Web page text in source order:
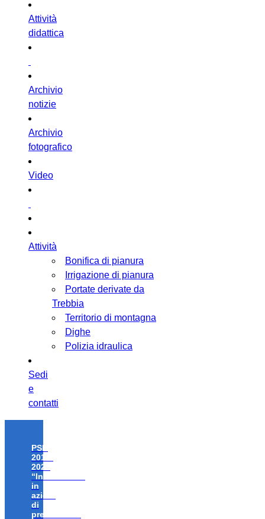
Attività
didattica
Archivio
notizie
Archivio
fotografico
Video
Attività
Bonifica di pianura
Irrigazione di pianura
Portate derivate da
Trebbia
Territorio di montagna
Dighe
Polizia idraulica
Sedi
e
contatti
PSR
2014-
2020
“Investimenti
in
azioni
di
prevenzione